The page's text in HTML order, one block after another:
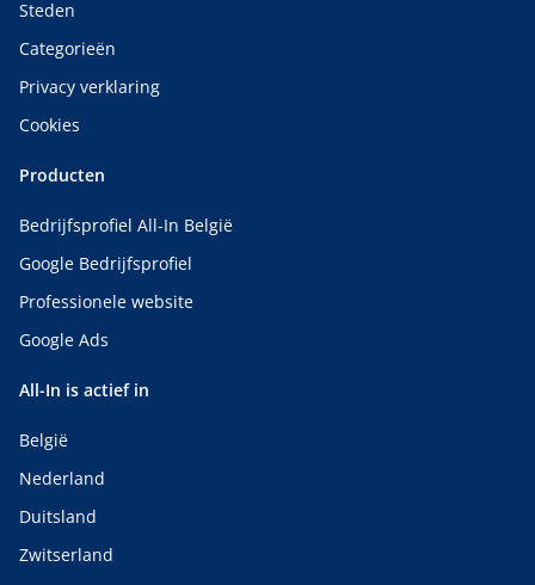
Steden
Categorieën
Privacy verklaring
Cookies
Producten
Bedrijfsprofiel All-In België
Google Bedrijfsprofiel
Professionele website
Google Ads
All-In is actief in
België
Nederland
Duitsland
Zwitserland